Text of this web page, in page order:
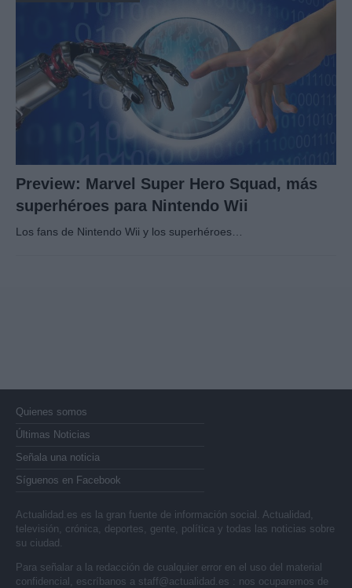
Preview: Marvel Super Hero Squad, más
superhéroes para Nintendo Wii
Los fans de Nintendo Wii y los superhéroes…
Quienes somos
Últimas Noticias
Señala una noticia
Síguenos en Facebook
Actualidad.es es la gran fuente de información social. Actualidad,
televisión, crónica, deportes, gente, política y todas las noticias sobre
su ciudad.
Para señalar a la redacción de cualquier error en el uso del material
confidencial, escríbanos a staff@actualidad.es : nos ocuparemos de